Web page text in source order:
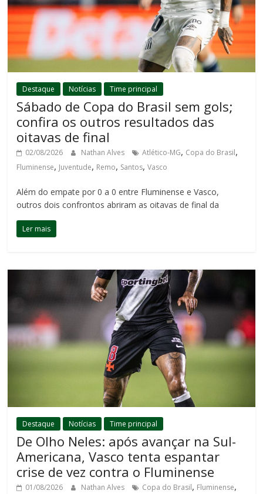
Destaque Notícias Time principal
Sábado de Copa do Brasil sem gols;
confira os outros resultados das
oitavas de final
02/08/2026 Nathan Alves Atlético-MG, Copa do Brasil,
Fluminense, Juventude, Remo, Santos,Vasco
Além do empate por 0 a 0 entre Fluminense e Vasco,
outros dois confrontos abriram as oitavas de final da
Ler mais
Destaque Notícias Time principal
De Olho Neles: após avançar na Sul-
Americana, Vasco tenta espantar
crise de vez contra o Fluminense
01/08/2026 Nathan Alves Copa do Brasil, Fluminense,